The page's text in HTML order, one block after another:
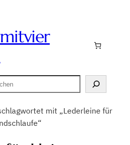
mit „Lederleine für